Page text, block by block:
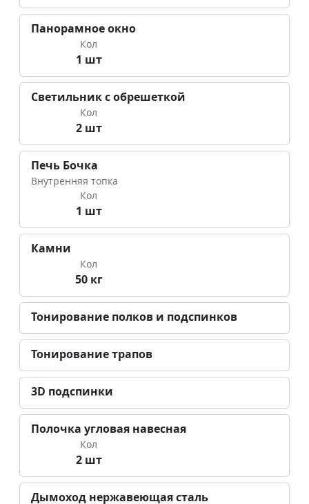
Панорамное окно
Кол
1 шт
Светильник с обрешеткой
Кол
2 шт
Печь Бочка
Внутренняя топка
Кол
1 шт
Камни
Кол
50 кг
Тонирование полков и подспинков
Тонирование трапов
3D подспинки
Полочка угловая навесная
Кол
2 шт
Дымоход нержавеющая сталь